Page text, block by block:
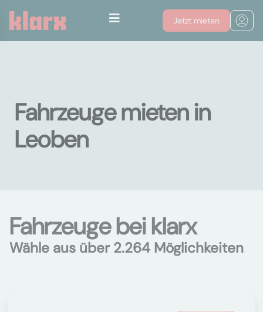
Jetzt mieten
Fahrzeuge mieten in
Leoben
Fahrzeuge bei klarx
Wähle aus über 2.264 Möglichkeiten